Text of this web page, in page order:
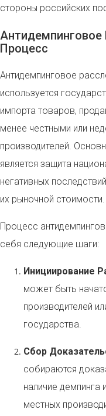
стороны российских
Антидемпинговое
Процесс
Антидемпинговое
используется
импорта товаров,
менее честными или
производителей.
является защита
негативных
их рыночной стоимости.
Процесс
себя следующие шаги:
Инициирование
может быть
производителей
государства.
Сбор
собираются
наличие демпинга
местных